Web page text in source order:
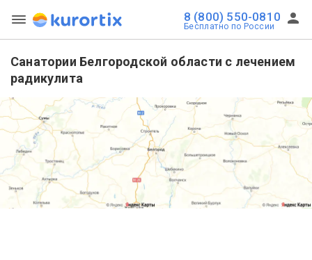
8 (800) 550-0810
Бесплатно по России
Санатории Белгородской области с лечением
радикулита